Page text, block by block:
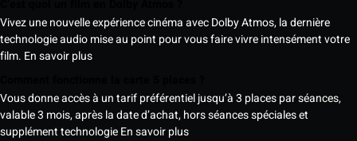
Vivez une nouvelle expérience cinéma avec Dolby Atmos, la dernière
technologie audio mise au point pour vous faire vivre intensément votre
film. En savoir plus
Vous donne accès à un tarif préférentiel jusqu’à 3 places par séances,
valable 3 mois, après la date d’achat, hors séances spéciales et
supplément technologieEn savoir plus